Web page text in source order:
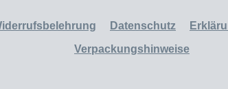
Datenschutz
Verpackungshinweise